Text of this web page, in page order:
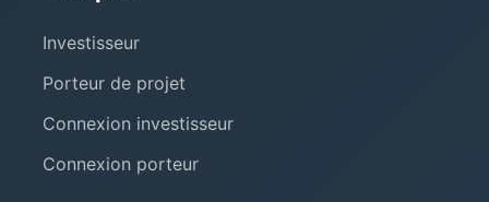
Investisseur
Porteur de projet
Connexion investisseur
Connexion porteur